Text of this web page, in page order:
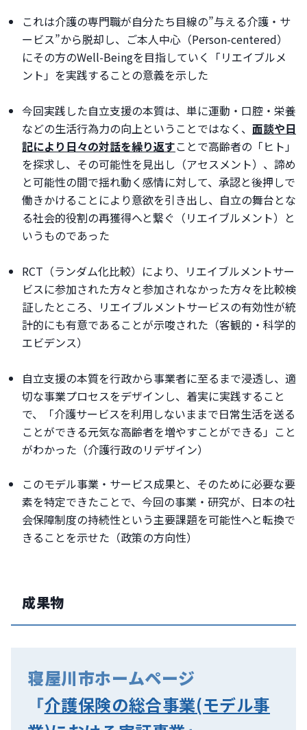
これは介護の専門職が自分たち目線の”与える介護・サ
ービス”から脱却し、ご本人中心（Person-centered）
にその方のWell-Beingを目指していく「リエイブルメ
ント」を実践することの意義を示した
今回実践した自立支援の本質は、単に運動・口腔・栄養
などの生活行為力の向上ということではなく、 面談や日
記により日々の対話を繰り返すことで高齢者の「ヒト」
を探求し、その可能性を見出し（アセスメント）、諦め
と可能性の間で揺れ動く感情に対して、承認と後押しで
働きかけることにより意欲を引き出し、自立の舞台とな
る社会的役割の再獲得へと繋ぐ（リエイブルメント）と
いうものであった
RCT（ランダム化比較）により、リエイブルメントサー
ビスに参加された方々と参加されなかった方々を比較検
証したところ、リエイブルメントサービスの有効性が統
計的にも有意であることが示唆された（客観的・科学的
エビデンス）
自立支援の本質を行政から事業者に至るまで浸透し、適
切な事業プロセスをデザインし、着実に実践すること
で、「介護サービスを利用しないままで日常生活を送る
ことができる元気な高齢者を増やすことができる」こと
がわかった（介護行政のリデザイン）
このモデル事業・サービス成果と、そのために必要な要
素を特定できたことで、今回の事業・研究が、日本の社
会保障制度の持続性という主要課題を可能性へと転換で
きることを示せた（政策の方向性）
成果物
寝屋川市ホームページ
「介護保険の総合事業(モデル事